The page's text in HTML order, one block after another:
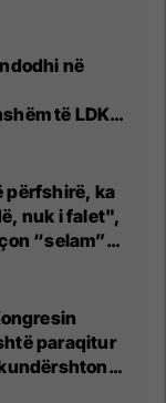
në
të LDK-
përfshirë, ka
nuk i falet",
“selam”
paraqitur